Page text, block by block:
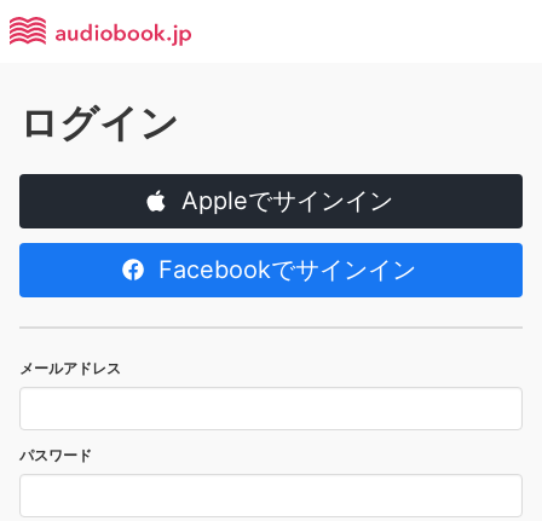
ログイン
Appleでサインイン
Facebookでサインイン
メールアドレス
パスワード